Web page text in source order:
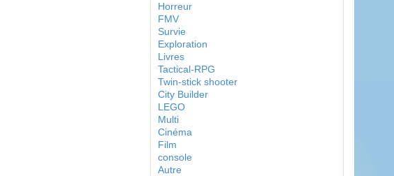
Horreur
FMV
Survie
Exploration
Livres
Tactical-RPG
Twin-stick shooter
City Builder
LEGO
Multi
Cinéma
Film
console
Autre